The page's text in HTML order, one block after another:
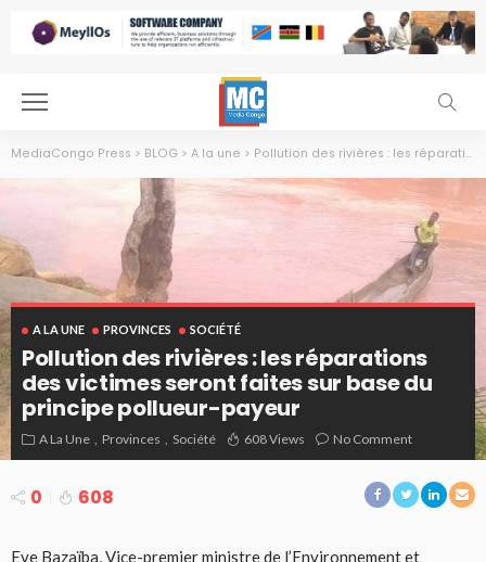
MediaCongo Press > BLOG > A la une > Pollution des rivières : les réparations des victimes seront faites sur base du principe pollueur-payeur
A LA UNE PROVINCES SOCIÉTÉ
Pollution des rivières : les réparations
des victimes seront faites sur base du
principe pollueur-payeur
A La Une Provinces Société 608 Views No Comment
0 608
Eve Bazaïba, Vice-premier ministre de l’Environnement et